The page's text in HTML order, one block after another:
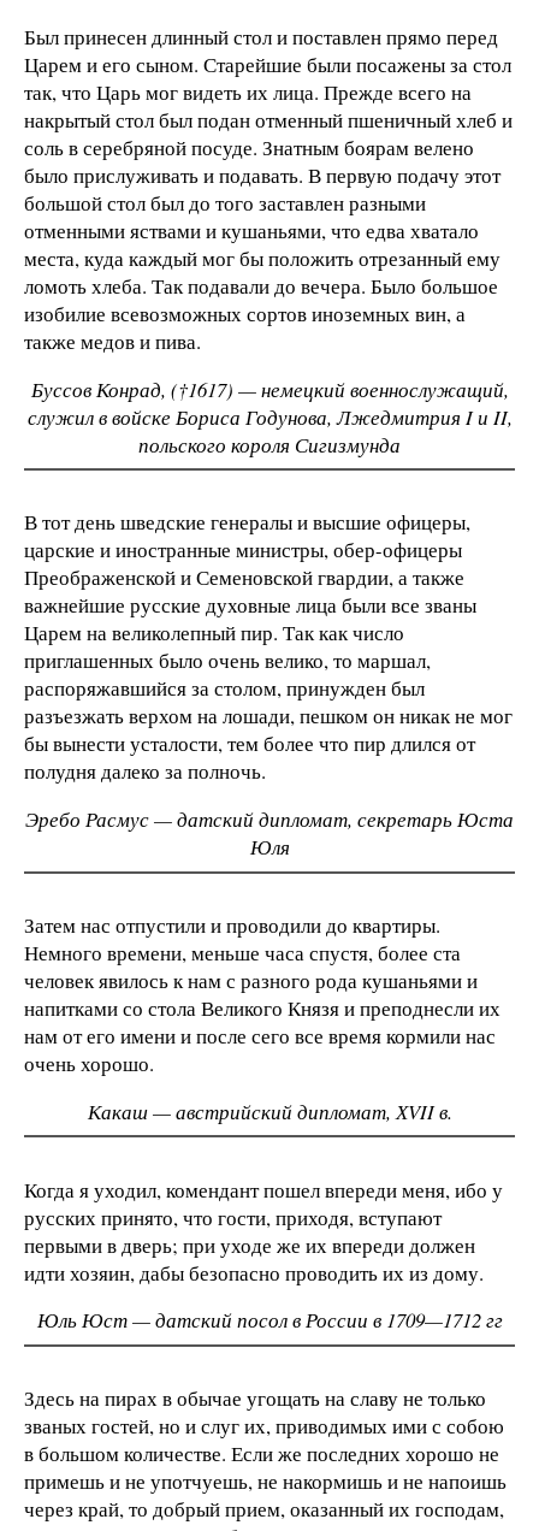
Был принесен длинный стол и поставлен прямо перед
Царем и его сыном. Старейшие были посажены за стол
так, что Царь мог видеть их лица. Прежде всего на
накрытый стол был подан отменный пшеничный хлеб и
соль в серебряной посуде. Знатным боярам велено
было прислуживать и подавать. В первую подачу этот
большой стол был до того заставлен разными
отменными яствами и кушаньями, что едва хватало
места, куда каждый мог бы положить отрезанный ему
ломоть хлеба. Так подавали до вечера. Было большое
изобилие всевозможных сортов иноземных вин, а
также медов и пива.
Буссов Конрад, (†1617) — немецкий военнослужащий,
служил в войске Бориса Годунова, Лжедмитрия I и II,
польского короля Сигизмунда
В тот день шведские генералы и высшие офицеры,
царские и иностранные министры, обер-офицеры
Преображенской и Семеновской гвардии, а также
важнейшие русские духовные лица были все званы
Царем на великолепный пир. Так как число
приглашенных было очень велико, то маршал,
распоряжавшийся за столом, принужден был
разъезжать верхом на лошади, пешком он никак не мог
бы вынести усталости, тем более что пир длился от
полудня далеко за полночь.
Эребо Расмус — датский дипломат, секретарь Юста
Юля
Затем нас отпустили и проводили до квартиры.
Немного времени, меньше часа спустя, более ста
человек явилось к нам с разного рода кушаньями и
напитками со стола Великого Князя и преподнесли их
нам от его имени и после сего все время кормили нас
очень хорошо.
Какаш — австрийский дипломат, ХVII в.
Когда я уходил, комендант пошел впереди меня, ибо у
русских принято, что гости, приходя, вступают
первыми в дверь; при уходе же их впереди должен
идти хозяин, дабы безопасно проводить их из дому.
Юль Юст — датский посол в России в 1709—1712 гг
Здесь на пирах в обычае угощать на славу не только
званых гостей, но и слуг их, приводимых ими с собою
в большом количестве. Если же последних хорошо не
примешь и не употчуешь, не накормишь и не напоишь
через край, то добрый прием, оказанный их господам,